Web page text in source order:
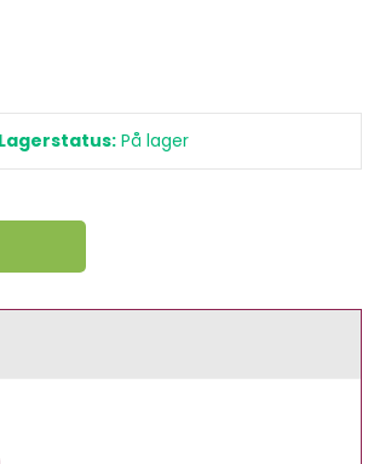
Lagerstatus: På lager